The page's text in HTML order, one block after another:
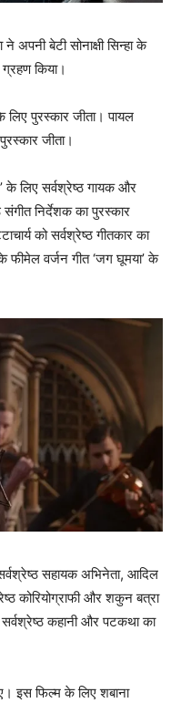
अपनी बेटी सोनाक्षी सिन्‍हा के
किया।
पुरस्कार जीता। पायल
जीता।
के लिए सर्वश्रेष्ठ गायक और
निर्देशक का पुरस्कार
को सर्वश्रेष्ठ गीतकार का
फीमेल वर्जन गीत ‘जग घूमया’ के
सहायक अभिनेता, आदिल
कोरियोग्राफी और शकुन बत्रा
कहानी और पटकथा का
इस फिल्म के लिए शबाना